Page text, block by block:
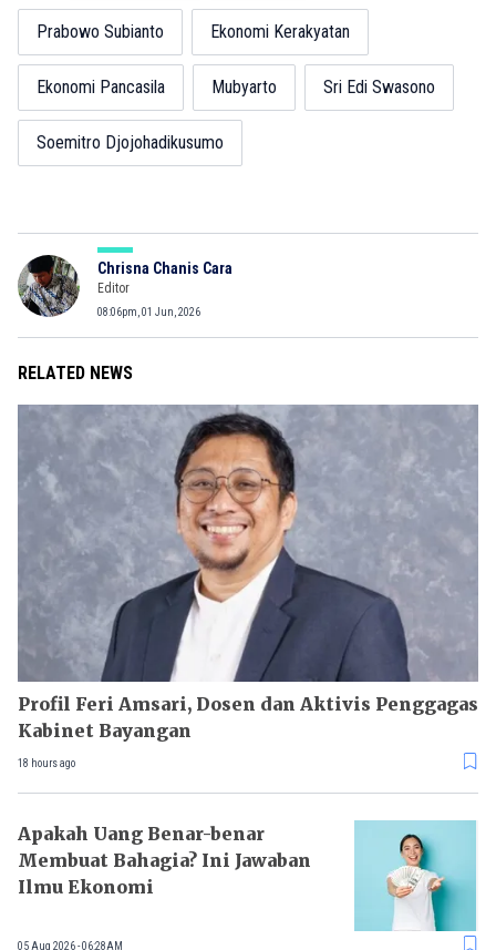
Prabowo Subianto Ekonomi Kerakyatan
Ekonomi Pancasila Mubyarto Sri Edi Swasono
Soemitro Djojohadikusumo
Chrisna Chanis Cara
Editor
08:06pm, 01 Jun, 2026
RELATED NEWS
Profil Feri Amsari, Dosen dan Aktivis Penggagas
Kabinet Bayangan
18 hours ago
Apakah Uang Benar-benar
Membuat Bahagia? Ini Jawaban
Ilmu Ekonomi
05 Aug 2026 - 06:28AM